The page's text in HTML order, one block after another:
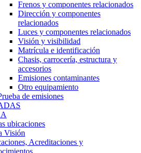
Frenos y componentes relacionados
Dirección y componentes
relacionados
Luces y componentes relacionados
Visión y visibilidad
Matrícula e identificación
Chasis, carrocería, estructura y
accesorios
Emisiones contaminantes
Otro equipamiento
de emisiones
ubicaciones
Visión
Acreditaciones y